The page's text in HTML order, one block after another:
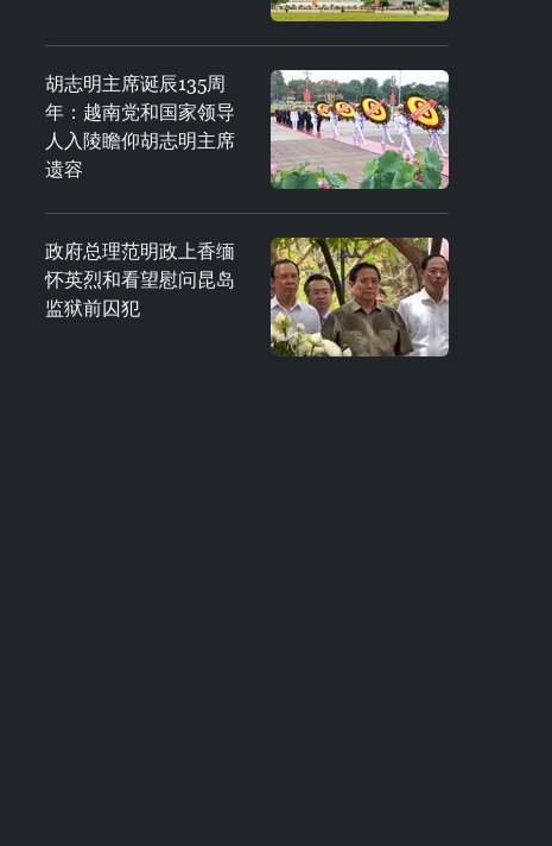
胡志明主席诞辰135周
年：越南党和国家领导
人入陵瞻仰胡志明主席
遗容
政府总理范明政上香缅
怀英烈和看望慰问昆岛
监狱前囚犯